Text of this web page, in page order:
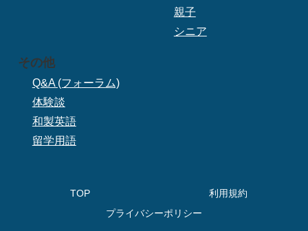
親子
シニア
その他
Q&A (フォーラム)
体験談
和製英語
留学用語
TOP
利用規約
プライバシーポリシー